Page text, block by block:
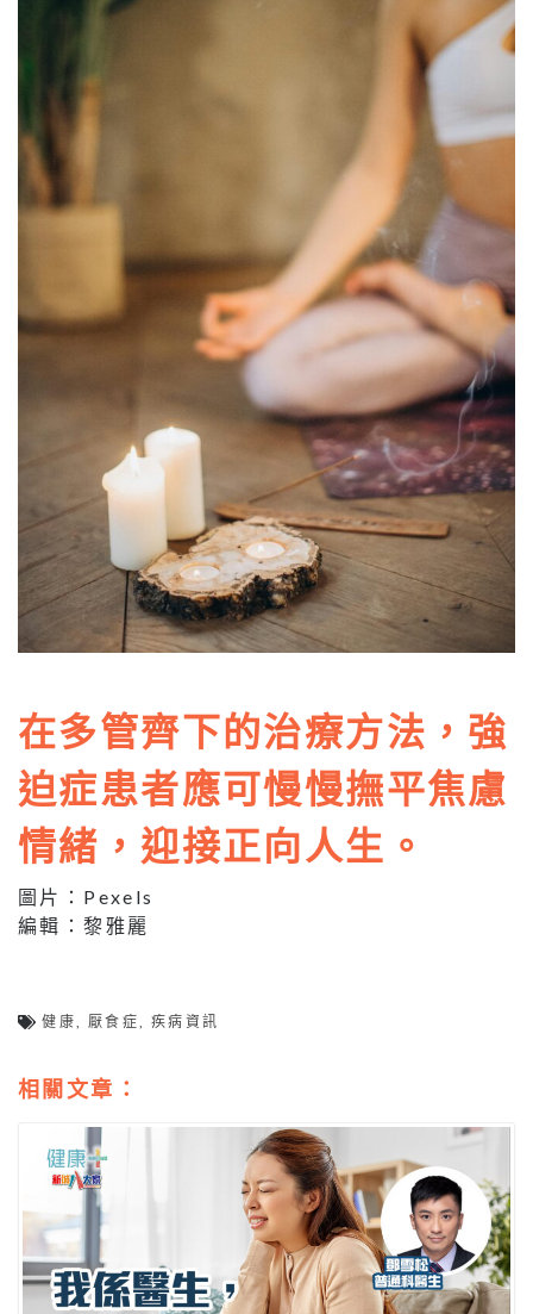
在多管齊下的治療方法，強
迫症患者應可慢慢撫平焦慮
情緒，迎接正向人生。
圖片：Pexels
編輯：黎雅麗
健康,厭食症,疾病資訊
相關文章：